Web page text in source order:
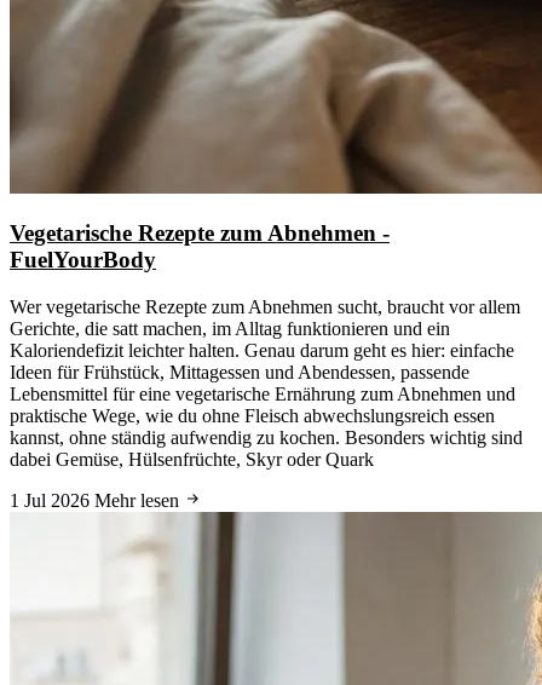
Vegetarische Rezepte zum Abnehmen -
FuelYourBody
Wer vegetarische Rezepte zum Abnehmen sucht, braucht vor allem
Gerichte, die satt machen, im Alltag funktionieren und ein
Kaloriendefizit leichter halten. Genau darum geht es hier: einfache
Ideen für Frühstück, Mittagessen und Abendessen, passende
Lebensmittel für eine vegetarische Ernährung zum Abnehmen und
praktische Wege, wie du ohne Fleisch abwechslungsreich essen
kannst, ohne ständig aufwendig zu kochen. Besonders wichtig sind
dabei Gemüse, Hülsenfrüchte, Skyr oder Quark
1 Jul 2026 Mehr lesen